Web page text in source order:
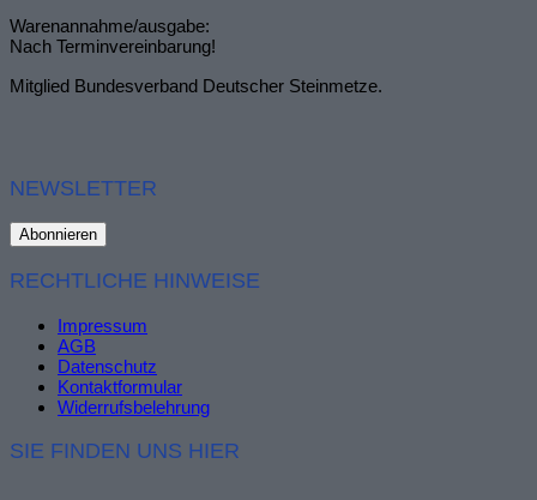
Warenannahme/ausgabe:
Nach Terminvereinbarung!
Mitglied Bundesverband Deutscher Steinmetze.
NEWSLETTER
RECHTLICHE HINWEISE
Impressum
AGB
Datenschutz
Kontaktformular
Widerrufsbelehrung
SIE FINDEN UNS HIER